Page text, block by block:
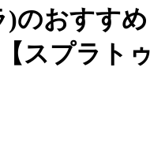
)のおすすめ
スプラトゥ